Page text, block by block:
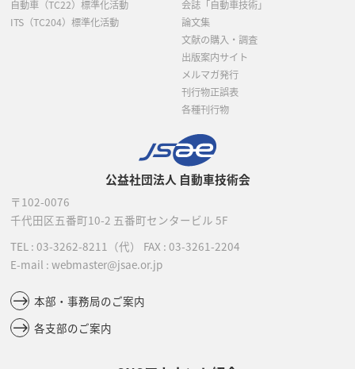
公益社団法人 自動車技術会
〒102-0076
千代田区五番町10-2 五番町センタービル 5F
TEL : 03-3262-8211 （代） FAX : 03-3261-2204
E-mail : webmaster@jsae.or.jp
本部・事務局のご案内
各支部のご案内
自動車（TC22）標準化活動
ITS（TC204）標準化活動
会誌「自動車技術」
論文集
文献の購入・調査
出版案内サイト
メルマガ発行
刊行物正誤表
各種刊行物